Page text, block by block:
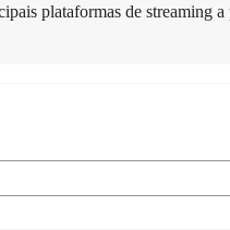
plataformas de